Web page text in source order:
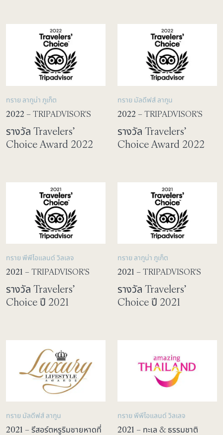
ทราย ลากูน่า ภูเก็ต
2022 – TRIPADVISOR'S
รางวัล Travelers’
Choice Award 2022
ทราย มัลดีฟส์ ลากูน
2022 – TRIPADVISOR'S
รางวัล Travelers’
Choice Award 2022
ทราย พีพีไอแลนด์ วิลเลจ
2021 – TRIPADVISOR'S
รางวัล Travelers’
Choice ปี 2021
ทราย ลากูน่า ภูเก็ต
2021 – TRIPADVISOR'S
รางวัล Travelers’
Choice ปี 2021
ทราย มัลดีฟส์ ลากูน
2021 – รีสอร์ตหรูริมชายหาดที่
ทราย พีพีไอแลนด์ วิลเลจ
2021 – ทะเล & ธรรมชาติ